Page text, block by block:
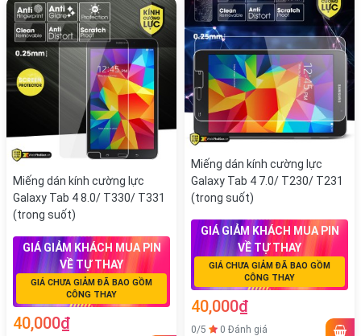
Miếng dán kính cường lực
Galaxy Tab 4 7.0/ T230/ T231
(trong suốt)
GIÁ GIẢM KHÁCH MUA PIN
VỀ TỰ THAY
GIÁ CHƯA GIẢM ĐÃ BAO GỒM
CÔNG THAY
40,000₫
0/5 0 Đánh giá
Miếng dán kính cường lực
Galaxy Tab 4 8.0/ T330/ T331
(trong suốt)
GIÁ GIẢM KHÁCH MUA PIN
VỀ TỰ THAY
GIÁ CHƯA GIẢM ĐÃ BAO GỒM
CÔNG THAY
40,000₫